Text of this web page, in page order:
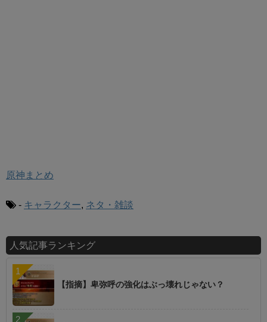
原神まとめ
- キャラクター, ネタ・雑談
人気記事ランキング
【指摘】卑弥呼の強化はぶっ壊れじゃない？